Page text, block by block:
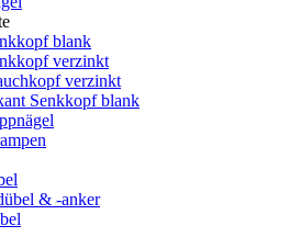
blank
verzinkt
verzinkt
Senkkopf blank
& -anker